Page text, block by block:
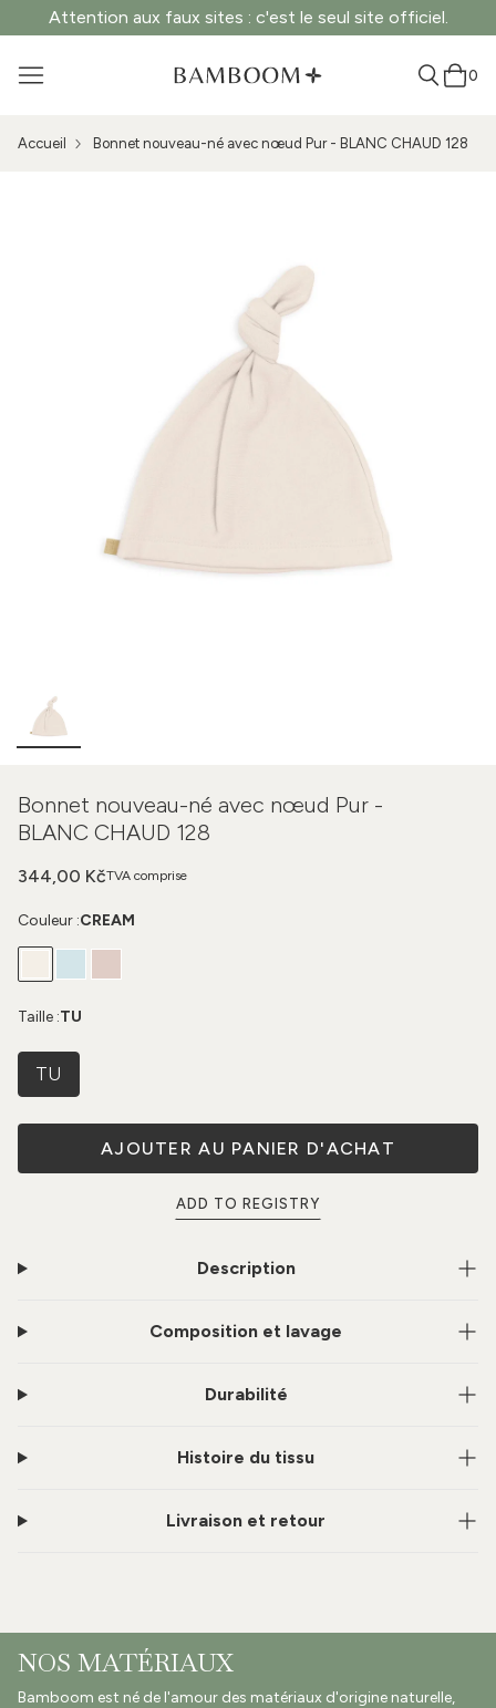
Attention aux faux sites : c'est le seul site officiel.
0
Accueil Bonnet nouveau-né avec nœud Pur - BLANC CHAUD 128
Bonnet nouveau-né avec nœud Pur -
BLANC CHAUD 128
TVA comprise
344,00 Kč
Couleur :CREAM
Taille :TU
TU
AJOUTER AU PANIER D'ACHAT
ADD TO REGISTRY
Description
Composition et lavage
Durabilité
Histoire du tissu
Livraison et retour
NOS MATÉRIAUX
Bamboom est né de l'amour des matériaux d'origine naturelle,